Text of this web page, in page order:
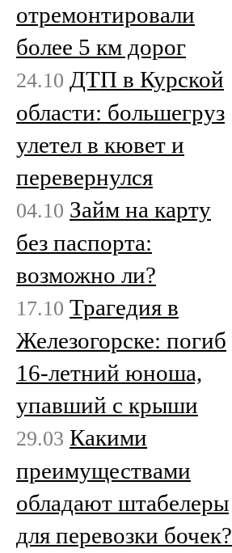
отремонтировали
более 5 км дорог
24.10 ДТП в Курской
области: большегруз
улетел в кювет и
перевернулся
04.10 Займ на карту
без паспорта:
возможно ли?
17.10 Трагедия в
Железогорске: погиб
16-летний юноша,
упавший с крыши
29.03 Какими
преимуществами
обладают штабелеры
для перевозки бочек?